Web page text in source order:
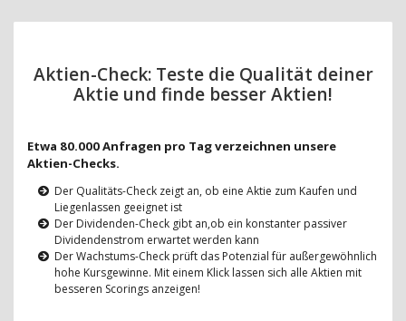
Aktien-Check: Teste die Qualität deiner
Aktie und finde besser Aktien!
Etwa 80.000 Anfragen pro Tag verzeichnen unsere
Aktien-Checks.
Der Qualitäts-Check zeigt an, ob eine Aktie zum Kaufen und
Liegenlassen geeignet ist
Der Dividenden-Check gibt an,ob ein konstanter passiver
Dividendenstrom erwartet werden kann
Der Wachstums-Check prüft das Potenzial für außergewöhnlich
hohe Kursgewinne. Mit einem Klick lassen sich alle Aktien mit
besseren Scorings anzeigen!